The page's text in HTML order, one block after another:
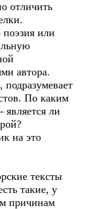
отличить
поэзия или
автора.
подразумевает
По каким
является ли
на это
тексты
такие, у
причинам